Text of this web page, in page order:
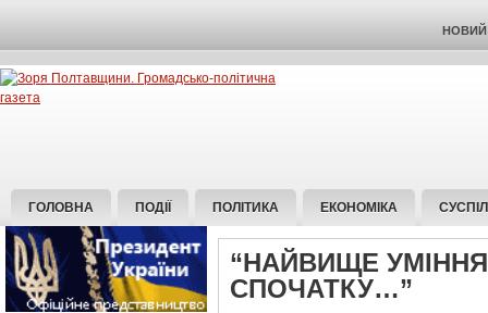
НОВИЙ
ГОЛОВНА ПОДІЇ ПОЛІТИКА ЕКОНОМІКА
“НАЙВИЩЕ
СПОЧАТКУ…”